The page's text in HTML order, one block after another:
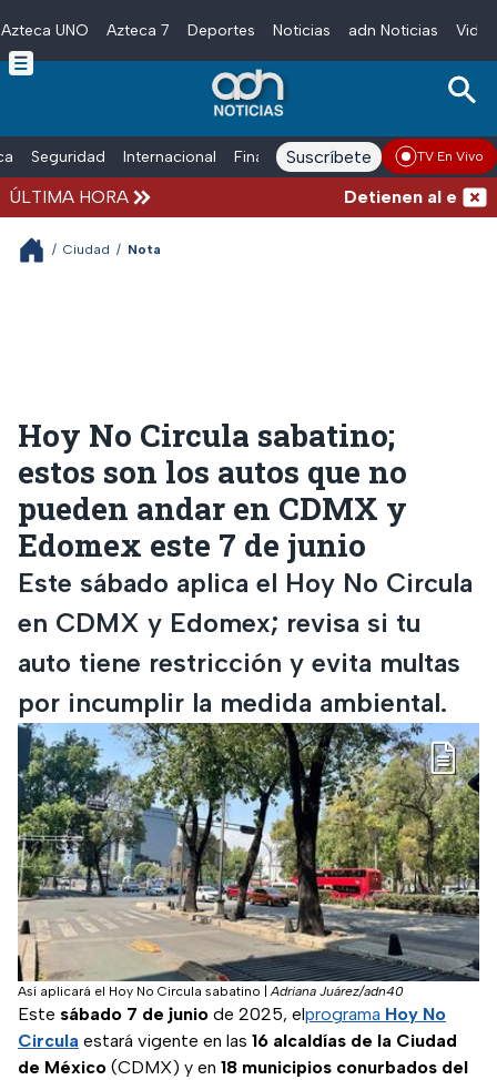
Skip to main content
Azteca UNO Azteca 7 Deportes Noticias adn Noticias
Seguridad Internacional Finanzas adn Noticias Radio
Suscríbete TV En Vivo
ÚLTIMA HORA Detienen al
/ Ciudad / Nota
Hoy No Circula sabatino;
estos son los autos que no
pueden andar en CDMX y
Edomex este 7 de junio
Este sábado aplica el Hoy No Circula
en CDMX y Edomex; revisa si tu
auto tiene restricción y evita multas
por incumplir la medida ambiental.
Así aplicará el Hoy No Circula sabatino |Adriana Juárez/adn40
Este sábado 7 de junio de 2025, elprograma Hoy No
Circula estará vigente en las 16 alcaldías de la Ciudad
de México (CDMX) y en 18 municipios conurbados del